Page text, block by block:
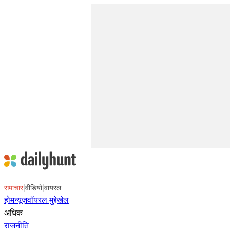
समाचार|वीडियो|वायरल
होमन्यूज़वॉयरल मुद्देखेल
अधिक
राजनीति